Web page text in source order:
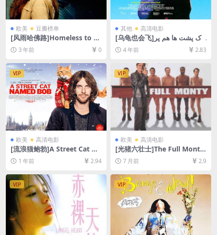
欧美 豆瓣榜单
[风雨哈佛路]Homeless to H
arvard: The Liz Murray Stor
y (2003)[百度网盘+夸克网盘1
080P超清资源][网盘在线播
放/下载][MP4/5.7GB][中英字
幕]
3 年前 0
其他 高清电影
[乌龟也会飞]لاک پشت ها هم پر
واز می کنند (2004)[百度网盘
+迅雷云盘资源1080P超清未
删减][MP4/6GB][中文字幕]
4 年前 2.83
VIP
欧美 高清电影
[流浪猫鲍勃]A Street Cat Na
med Bob (2016)[百度网盘
+夸克网盘1080P超清未删减
4/6.7GB][中英字幕]
1 年前 2.94
VIP
欧美 高清电影
[光猪六壮士]The Full Monty
(1997)[百度网盘+夸克网盘10
80P超清未删减资源][网盘在
英字幕]
7 月前 2.9
VIP VIP